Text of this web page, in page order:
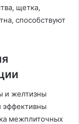
щетка,
способствуют
и желтизны
эффективны
межплиточных